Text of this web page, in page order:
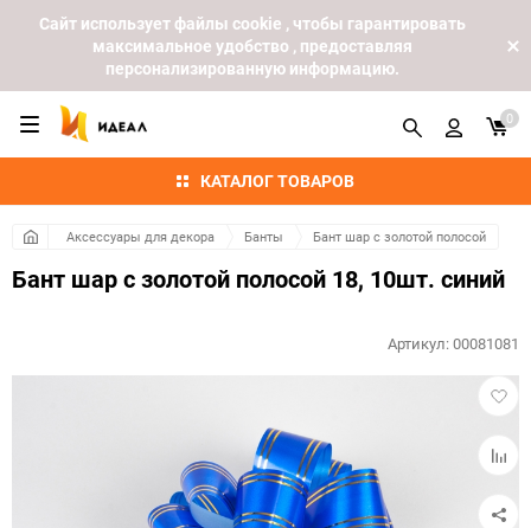
Cайт использует файлы cookie , чтобы гарантировать
максимальное удобство , предоставляя
персонализированную информацию.
КАТАЛОГ ТОВАРОВ
0
Аксессуары для декора Банты Бант шар с золотой полосой
Бант шар с золотой полосой 18, 10шт. синий
к
Артикул:00081081